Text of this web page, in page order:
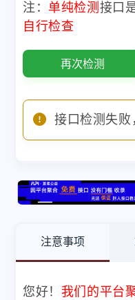
注： 单纯检测 接口
自行检查
再次检测
接口检测失败
注意事项
您好！ 我们的平台